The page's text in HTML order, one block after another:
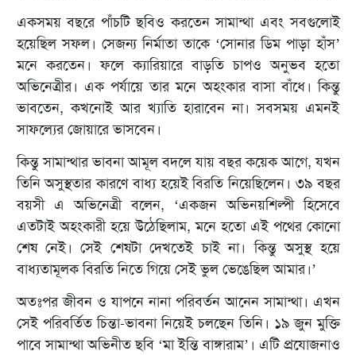
একসময় বছরে পাঁচটি ছবিও করতেন সামান্থা এবং সবগুলোই
হয়েছিল সফল। সেজন্য নির্মাতা তাকে ‘সোনার ডিম পাড়া হাঁস’
মনে করতেন। ফলে ক্যারিয়ারে বাড়তি চাপও অনুভব হতো
অভিনেত্রীর। এক পর্যায়ে তার মনে অহংকার বাসা বাঁধে। কিন্তু
ভাবতেন, কখনোই আর খ্যাতি হারাবেন না। সবসময় এমনই
সাফল্যের জোয়ারে ভাসবেন।
কিন্তু সামান্থার ভাবনা আমূল বদলে যায় বছর কয়েক আগে, যখন
তিনি অসুস্থতার কারণে বাধ্য হয়েই বিরতি নিয়েছিলেন। ৩৯ বছর
বয়সী এ অভিনেত্রী বলেন, ‘একজন অভিনয়শিল্পী হিসেবে
এতটাই অহংকারী হয়ে উঠেছিলাম, মনে হতো এই পথের কোনো
শেষ নেই। সেই শেষটা দেখতেই চাই না। কিন্তু অসুস্থ হয়ে
বাধ্যতামূলক বিরতি নিতে গিয়ে সেই ভুল ভেঙেছিল আমার।’
অতঃপর জীবন ও যাপনে নানা পরিবর্তন আনেন সামান্থা। এখন
সেই পরিবর্তিত চিন্তা-ভাবনা নিয়েই চলছেন তিনি। ১৯ জুন মুক্তি
পাবে সামান্থা অভিনীত ছবি ‘মা ইন্তি বাঙ্গারাম’। এটি প্রযোজনাও